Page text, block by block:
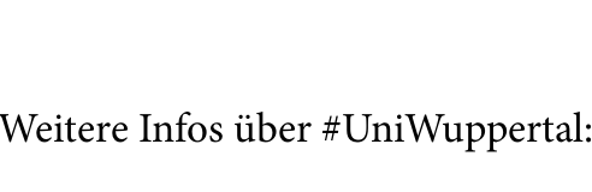
Weitere Infos über #UniWuppertal: